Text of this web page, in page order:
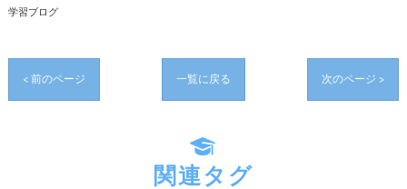
学習ブログ
< 前のページ 一覧に戻る 次のページ >
関連タグ